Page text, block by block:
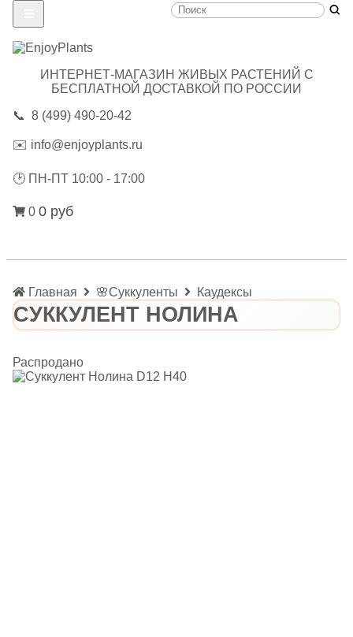
ИНТЕРНЕТ-МАГАЗИН ЖИВЫХ РАСТЕНИЙ С
БЕСПЛАТНОЙ ДОСТАВКОЙ ПО РОССИИ
📞 8 (499) 490-20-42
✉️ info@enjoyplants.ru
🕑 ПН-ПТ 10:00 - 17:00
0 0 руб
Главная 🌸Суккуленты Каудексы
СУККУЛЕНТ НОЛИНА
Распродано